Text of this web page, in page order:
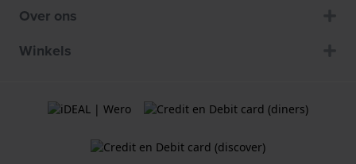
Over ons
Winkels